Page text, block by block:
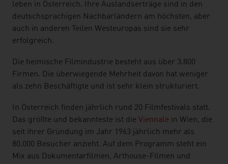
leben in Österreich. Ihre Auslandserträge sind in den
deutschsprachigen Nachbarländern am höchsten, aber
auch in anderen Teilen Westeuropas sind sie sehr
erfolgreich.
Die heimische Filmindustrie besteht aus über 3.800
Firmen. Die überwiegende Mehrheit davon hat weniger
als zehn Beschäftigte und ist sehr klein strukturiert.
In Österreich finden jährlich rund 20 Filmfestivals statt.
Das größte und bekannteste ist die Viennale in Wien, die
seit ihrer Gründung im Jahr 1963 jährlich mehr als
80.000 Besucher anzieht. Auf dem Programm steht ein
Mix aus Dokumentarfilmen, Arthouse-Filmen und